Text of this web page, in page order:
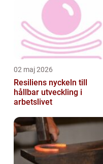
02 maj 2026
Resiliens nyckeln till
hållbar utveckling i
arbetslivet